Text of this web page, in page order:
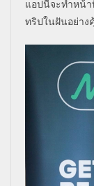
แอปนี้จะทำหน้า
ทริปในฝันอย่าง